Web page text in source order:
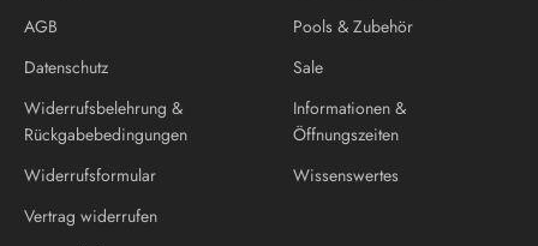
AGB
Datenschutz
Widerrufsbelehrung &
Rückgabebedingungen
Widerrufsformular
Vertrag widerrufen
Pools & Zubehör
Sale
Informationen &
Öffnungszeiten
Wissenswertes